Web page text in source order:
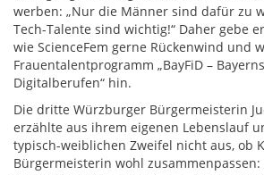
werben: „Nur die Männer sind dafür zu
Tech-Talente sind wichtig!“ Daher gebe
wie ScienceFem gerne Rückenwind und
Frauentalentprogramm „BayFiD –
Digitalberufen“ hin.
Die dritte Würzburger Bürgermeisterin
erzählte aus ihrem eigenen Lebenslauf
typisch-weiblichen Zweifel nicht aus, ob
Bürgermeisterin wohl zusammenpassen: